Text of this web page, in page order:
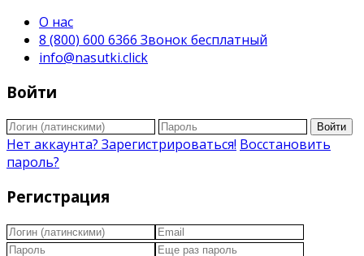
О нас
8 (800) 600 6366 Звонок бесплатный
info@nasutki.click
Войти
Войти
Нет аккаунта? Зарегистрироваться! Восстановить
пароль?
Регистрация